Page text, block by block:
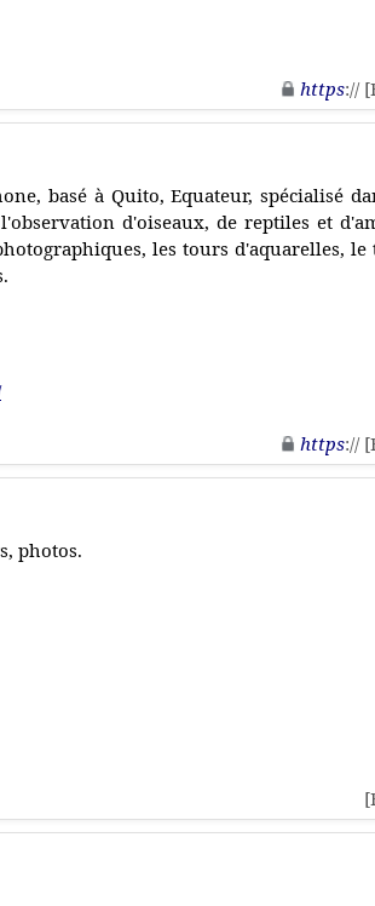
https://
basé à Quito, Equateur, spécialisé
d'oiseaux, de reptiles et
les tours d'aquarelles,
https://
photos.